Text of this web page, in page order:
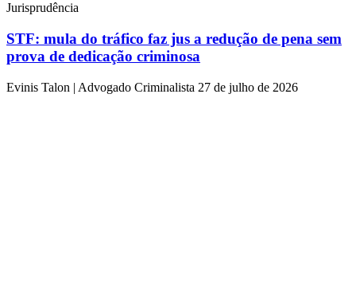
Jurisprudência
STF: mula do tráfico faz jus a redução de pena sem
prova de dedicação criminosa
Evinis Talon | Advogado Criminalista 27 de julho de 2026